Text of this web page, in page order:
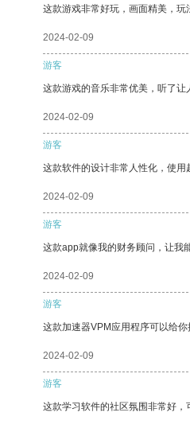
这款游戏非常好玩，画面精美，玩
2024-02-09
游客
这款游戏的音乐非常优美，听了让
2024-02-09
游客
这款软件的设计非常人性化，使用
2024-02-09
游客
这款app就像我的财务顾问，让我
2024-02-09
游客
这款加速器VPM应用程序可以给
2024-02-09
游客
这款学习软件的社区氛围非常好，